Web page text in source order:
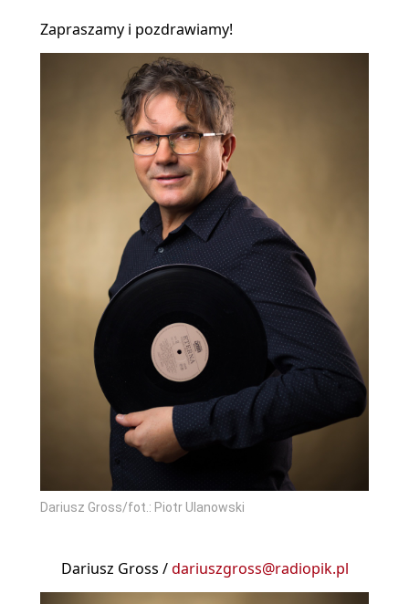
Zapraszamy i pozdrawiamy!
Dariusz Gross/fot.: Piotr Ulanowski
Dariusz Gross /dariuszgross@radiopik.pl